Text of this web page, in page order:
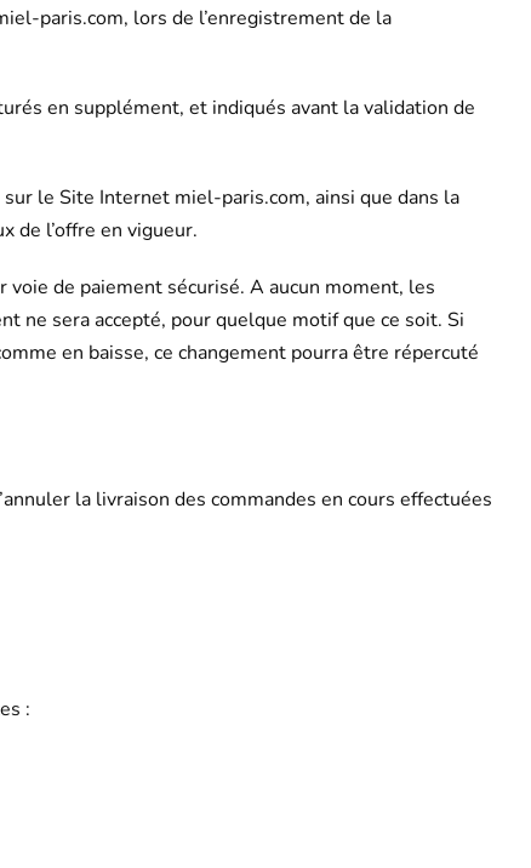
paris.com, lors de l’enregistrement de la
en supplément, et indiqués avant la validation de
le Site Internet miel-paris.com, ainsi que dans la
de l’offre en vigueur.
de paiement sécurisé. A aucun moment, les
ne sera accepté, pour quelque motif que ce soit. Si
en baisse, ce changement pourra être répercuté
la livraison des commandes en cours effectuées
: